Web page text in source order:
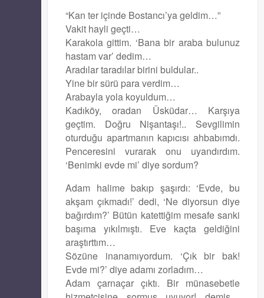
“Kan ter içinde Bostancı’ya geldim…”
Vakit hayli geçti…
Karakola gittim. ‘Bana bir araba bulunuz
hastam var’ dedim…
Aradılar taradılar birini buldular..
Yine bir sürü para verdim…
Arabayla yola koyuldum…
Kadıköy, oradan Üsküdar… Karşıya
geçtim. Doğru Nişantaşı!.. Sevgilimin
oturduğu apartmanın kapıcısı ahbabımdı.
Penceresini vurarak onu uyandırdım.
‘Benimki evde mi’ diye sordum?
Adam halime bakıp şaşırdı: ‘Evde, bu
akşam çıkmadı!’ dedi, ‘Ne diyorsun diye
bağırdım?’ Bütün katettiğim mesafe sanki
başıma yıkılmıştı. Eve kaçta geldiğini
araştırttım…
Sözüne inanamıyordum. ‘Çık bir bak!
Evde mi?’ diye adamı zorladım…
Adam çarnaçar çıktı. Bir münasebetle